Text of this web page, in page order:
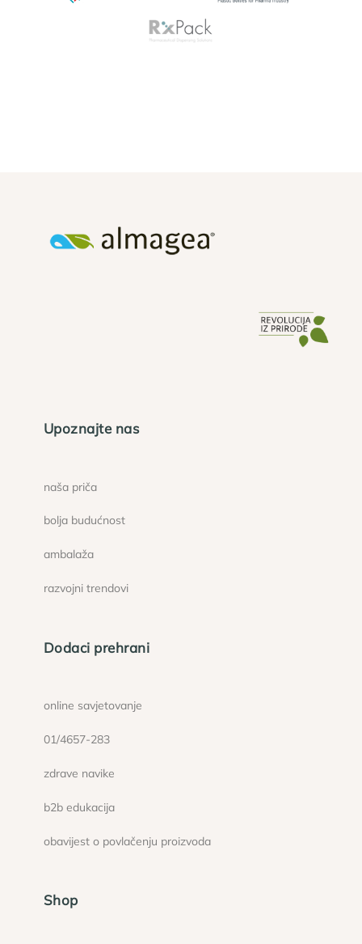
Upoznajte nas
naša priča
bolja budućnost
ambalaža
razvojni trendovi
Dodaci prehrani
online savjetovanje
01/4657-283
zdrave navike
b2b edukacija
obavijest o povlačenju proizvoda
Shop